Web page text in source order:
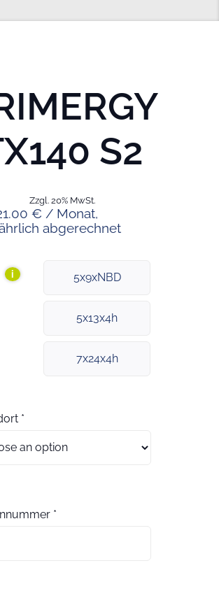
S2
€ / Monat,
abgerechnet
Zzgl. 20% MwSt.
i 5x9xNBD
5x13x4h
7x24x4h
*
*